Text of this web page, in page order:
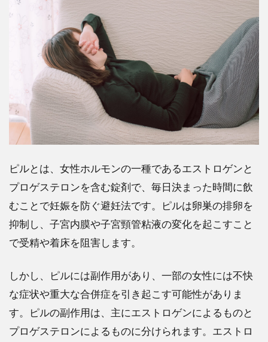
ればい
の相談
のタイ
と方法
7
ピ
ル
の
み
と
注
意
点
ル
を
む
と
ピルとは、女性ホルモンの一種であるエストロゲンと
プロゲステロンを含む錠剤で、毎日決まった時間に飲
むことで妊娠を防ぐ避妊法です。ピルは卵巣の排卵を
抑制し、子宮内膜や子宮頸管粘液の変化を起こすこと
で受精や着床を阻害します。
しかし、ピルには副作用があり、一部の女性には不快
な症状や重大な合併症を引き起こす可能性がありま
す。ピルの副作用は、主にエストロゲンによるものと
プロゲステロンによるものに分けられます。エストロ